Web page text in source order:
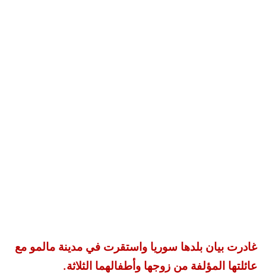
غادرت بيان بلدها سوريا واستقرت في مدينة مالمو مع
عائلتها المؤلفة من زوجها وأطفالهما الثلاثة.